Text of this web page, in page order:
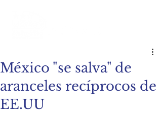
México "se salva" de
aranceles recíprocos de
EE.UU